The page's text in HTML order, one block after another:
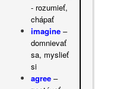
- rozumieť,
chápať
imagine –
domnievať
sa, myslieť
si
agree –